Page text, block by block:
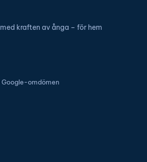
kraften av ånga – för hem
Google-omdömen